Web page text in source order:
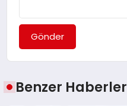
Gönder
Benzer Haberler